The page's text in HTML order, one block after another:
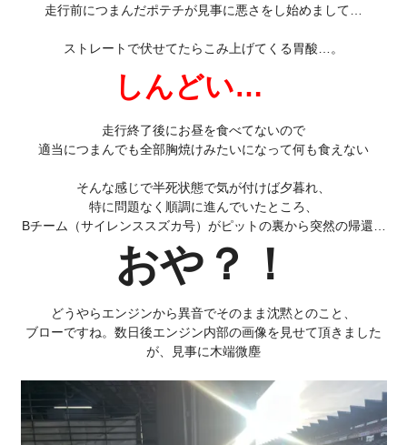
走行前につまんだポテチが見事に悪さをし始めまして…
ストレートで伏せてたらこみ上げてくる胃酸…。
しんどい…
走行終了後にお昼を食べてないので
適当につまんでも全部胸焼けみたいになって何も食えない
そんな感じで半死状態で気が付けば夕暮れ、
特に問題なく順調に進んでいたところ、
Bチーム（サイレンススズカ号）がピットの裏から突然の帰還…
おや？！
どうやらエンジンから異音でそのまま沈黙とのこと、
ブローですね。数日後エンジン内部の画像を見せて頂きました
が、見事に木端微塵